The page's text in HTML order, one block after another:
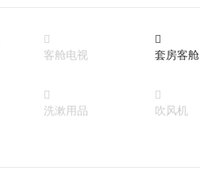

客舱电视

套房客舱

洗漱用品

吹风机